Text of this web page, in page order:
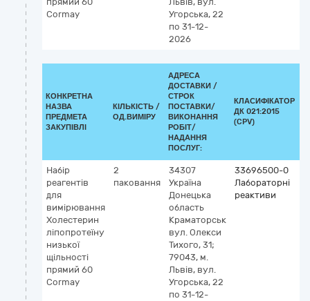
Cormay
Угорська, 22
по 31-12-
2026
КОНКРЕТНА
НАЗВА
ПРЕДМЕТА
ЗАКУПІВЛІ
КІЛЬКІСТЬ /
ОД.ВИМІРУ
АДРЕСА
ДОСТАВКИ /
СТРОК
ПОСТАВКИ/
ВИКОНАННЯ
РОБІТ/
НАДАННЯ
ПОСЛУГ:
КЛАСИФІКАТОР
ДК 021:2015
(CPV)
Набір
реагентів
для
вимірювання
Холестерин
ліпопротеїну
низької
щільності
прямий 60
Cormay
2
паковання
34307
Україна
Донецька
область
Краматорськ
вул. Олекси
Тихого, 31;
79043, м.
Львів, вул.
Угорська, 22
по 31-12-
33696500-0
Лабораторні
реактиви